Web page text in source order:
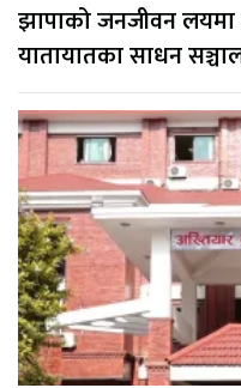
झापाको जनजीवन लयमा
यातायातका साधन